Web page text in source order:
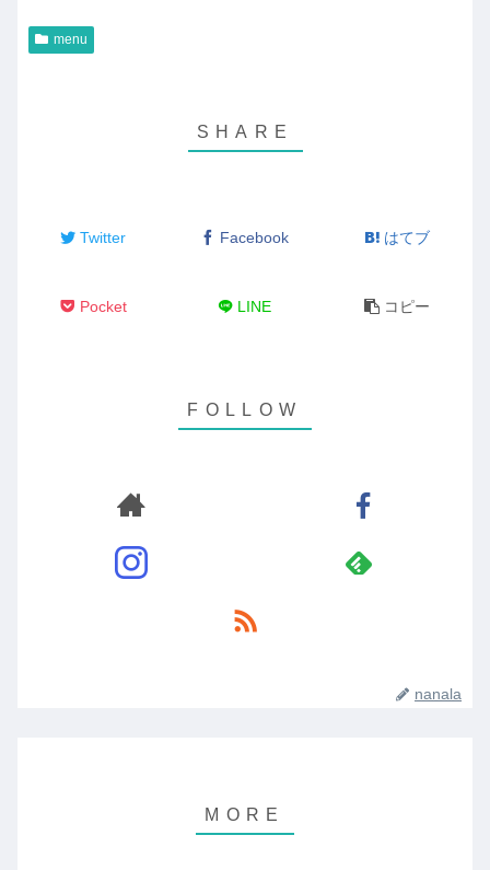
menu
Twitter Facebook はてブ
Pocket LINE コピー
nanala